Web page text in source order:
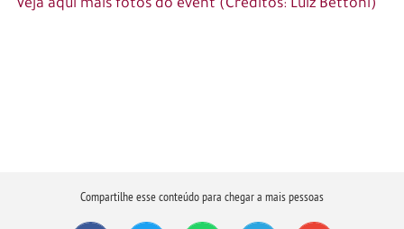
Veja aqui mais fotos do event (Créditos: Luiz Bettoni)
Compartilhe esse conteúdo para chegar a mais pessoas